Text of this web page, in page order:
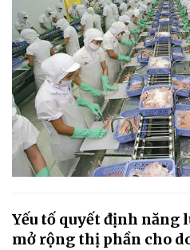
Yếu tố quyết định năng
mở rộng thị phần cho